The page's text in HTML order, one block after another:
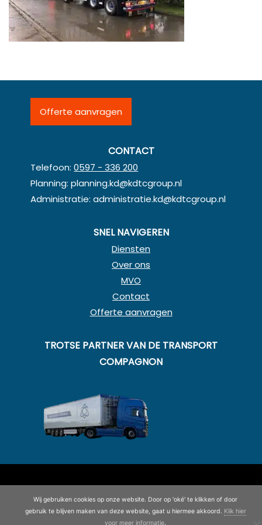
Offerte aanvragen
CONTACT
Telefoon:0597 - 336 200
Planning:planning.kd@kdtcgroup.nl
Administratie:administratie.kd@kdtcgroup.nl
SNEL NAVIGEREN
Diensten
Over ons
MVO
Contact
Offerte aanvragen
TROTSE PARTNER VAN DE TRANSPORT
COMPAGNON
© Copyright 2020 - 2026Koning en Drenth· Alle rechten
voorbehouden
©2026| Website ontwikkeling doorWEBSITEBEREIKT.NL
Wij gebruiken cookies op onze website. Door op 'oké' te klikken of door
gebruik te blijven maken van deze website, gaat u hiermee akkoord. Klik hier
voor meer informatie.